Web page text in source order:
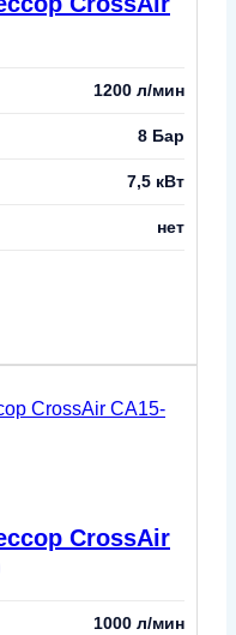
1200 л/мин
8 Бар
7,5 кВт
нет
CrossAir
1000 л/мин